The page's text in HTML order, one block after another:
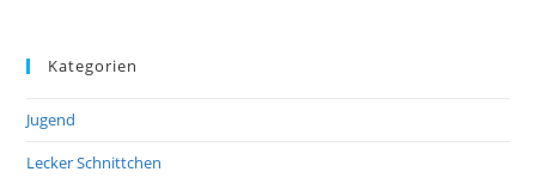
Kategorien
Jugend
Lecker Schnittchen